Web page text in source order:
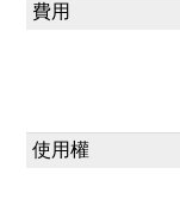
費用
使用權